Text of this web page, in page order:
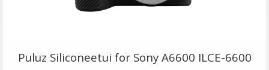
Puluz Siliconeetui for Sony A6600 ILCE-6600